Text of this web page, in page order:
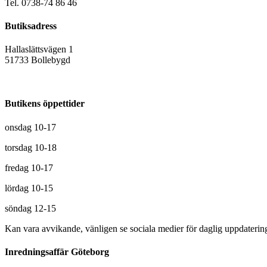
Tel. 0738-74 86 46
Butiksadress
Hallaslättsvägen 1
51733 Bollebygd
Butikens öppettider
onsdag 10-17
torsdag 10-18
fredag 10-17
lördag 10-15
söndag 12-15
Kan vara avvikande, vänligen se sociala medier för daglig
Inredningsaffär Göteborg